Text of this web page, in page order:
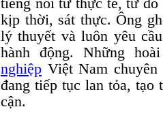
kịp thời, sát thực. Ông
lý thuyết và luôn yêu
hành động. Những
nghiệp Việt Nam
đang tiếp tục lan tỏa, tạo
cận.